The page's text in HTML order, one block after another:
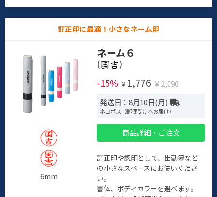
訂正印に最適！小さなネーム印
6mm
ネーム６
(
)
-15% ￥ 1,776 ￥2,090
発送日：8月10日(月)
ネコポス（郵便受けへお届け）
商品詳細・ご注文
訂正印や認印として、出勤簿など
の小さなスペースにお使いくださ
い。
書体、ボディカラーを選べます。